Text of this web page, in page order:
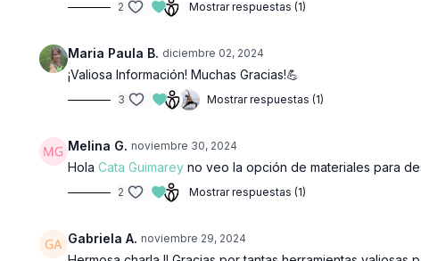
2 Mostrar respuestas (1)
Maria Paula B. diciembre 02, 2024
¡Valiosa Información! Muchas Gracias!💪
3 Mostrar respuestas (1)
Melina G. noviembre 30, 2024
HolaCata Guimarey no veo la opción de materiales para
2 Mostrar respuestas (1)
Gabriela A. noviembre 29, 2024